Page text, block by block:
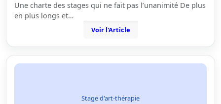
Une charte des stages qui ne fait pas l’unanimité De plus
en plus longs et…
Voir l'Article
Stage d'art-thérapie